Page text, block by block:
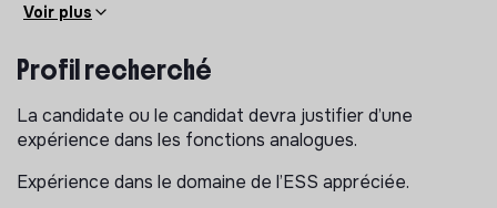
Préparer et piloter les audits (surveillance,
qualité.
3. Ingénierie de formation et développement
pédagogique
Voir plus
Profil recherché
La candidate ou le candidat devra justifier d’une
expérience dans les fonctions analogues.
Expérience dans le domaine de l’ESS appréciée.